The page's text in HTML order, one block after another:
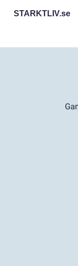
STARKTLIV.se